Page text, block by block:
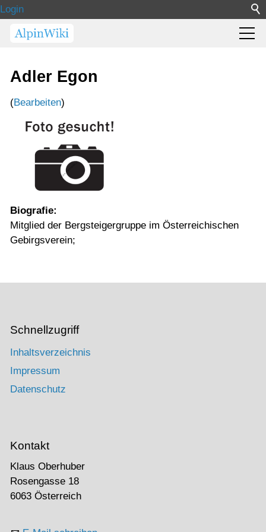
Login
Adler Egon
(Bearbeiten)
Biografie:
Mitglied der Bergsteigergruppe im Österreichischen
Gebirgsverein;
Schnellzugriff
Inhaltsverzeichnis
Impressum
Datenschutz
Kontakt
Klaus Oberhuber
Rosengasse 18
6063 Österreich